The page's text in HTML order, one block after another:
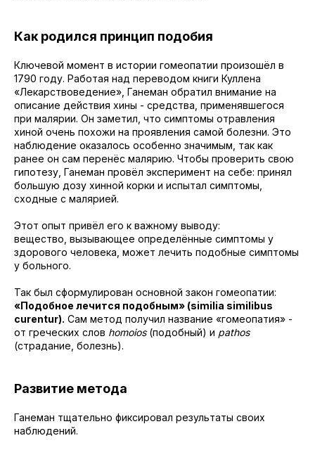
Как родился принцип подобия
Ключевой момент в истории гомеопатии произошёл в
1790 году. Работая над переводом книги Куллена
«Лекарствоведение», Ганеман обратил внимание на
описание действия хины - средства, применявшегося
при малярии. Он заметил, что симптомы отравления
хиной очень похожи на проявления самой болезни. Это
наблюдение оказалось особенно значимым, так как
ранее он сам перенёс малярию. Чтобы проверить свою
гипотезу, Ганеман провёл эксперимент на себе: принял
большую дозу хинной корки и испытал симптомы,
сходные с малярией.
Этот опыт привёл его к важному выводу:
вещество, вызывающее определённые симптомы у
здорового человека, может лечить подобные симптомы
у больного.
Так был сформулирован основной закон гомеопатии:
«Подобное лечится подобным» (similia similibus
curentur). Сам метод получил название «гомеопатия» -
от греческих слов homoios(подобный) и pathos
(страдание, болезнь).
Развитие метода
Ганеман тщательно фиксировал результаты своих
наблюдений.